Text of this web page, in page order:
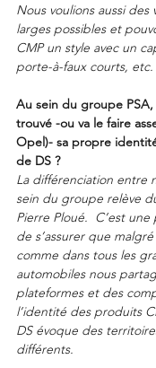
Nous voulions aussi des
larges possibles et
CMP un style avec un
porte-à-faux courts, etc.
Au sein du groupe
trouvé -ou va le faire
Opel)- sa propre
de DS ?
La différenciation entre
sein du groupe relève
Pierre Ploué.  C’est
de s’assurer que
comme dans tous les
automobiles nous
plateformes et des
l’identité des produits
DS évoque des
différents.